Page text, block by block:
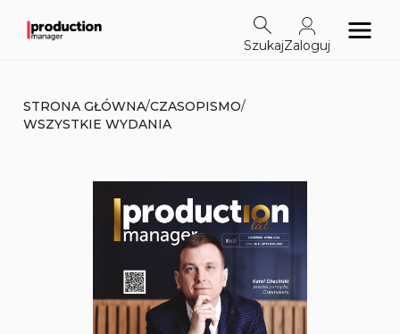
SzukajZaloguj
STRONA GŁÓWNA/CZASOPISMO/
WSZYSTKIE WYDANIA